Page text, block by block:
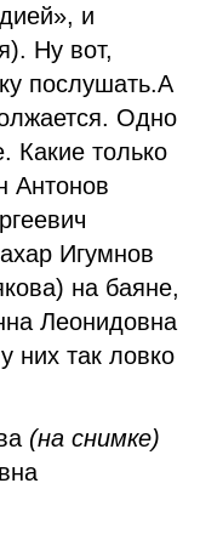
и
Ну вот,
послушать.А
Одно
Какие только
Антонов
Игумнов
на баяне,
Леонидовна
них так ловко
(на снимке)